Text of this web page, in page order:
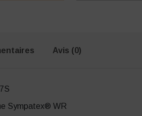
Avis (0)
Sympatex® WR